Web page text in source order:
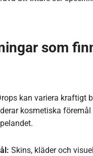
som
kan variera kraftigt
kosmetiska
Skins, kläder och